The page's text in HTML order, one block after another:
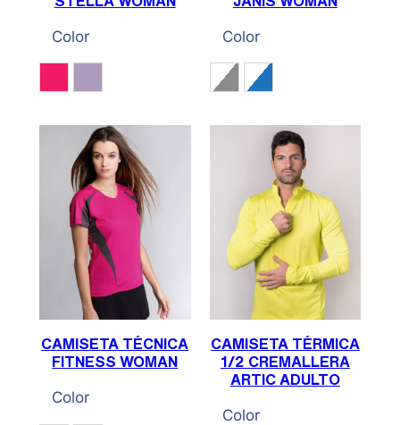
Color
FucsiaMalva
Color
Blanco / Gris
Blanco / Royal
CAMISETA TÉCNICA
FITNESS WOMAN
Color
CAMISETA TÉRMICA
1/2 CREMALLERA
ARTIC ADULTO
Color